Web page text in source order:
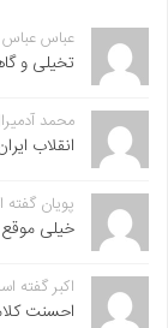
عباس
تخیلی و
محمد
انقلاب
پویان
خیلی
اکبر گفته
احسنت